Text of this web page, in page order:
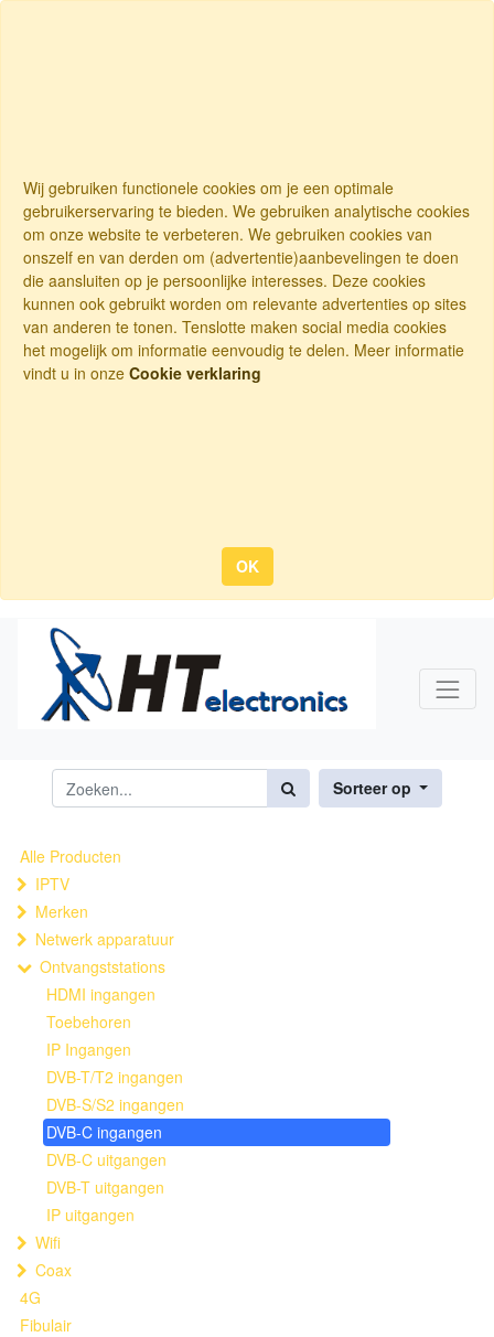
Wij gebruiken functionele cookies om je een optimale
gebruikerservaring te bieden. We gebruiken analytische cookies
om onze website te verbeteren. We gebruiken cookies van
onszelf en van derden om (advertentie)aanbevelingen te doen
die aansluiten op je persoonlijke interesses. Deze cookies
kunnen ook gebruikt worden om relevante advertenties op sites
van anderen te tonen. Tenslotte maken social media cookies
het mogelijk om informatie eenvoudig te delen. Meer informatie
vindt u in onze Cookie verklaring
OK
Sorteer op
Alle Producten
IPTV
Merken
Netwerk apparatuur
Ontvangststations
HDMI ingangen
Toebehoren
IP Ingangen
DVB-T/T2 ingangen
DVB-S/S2 ingangen
DVB-C ingangen
DVB-C uitgangen
DVB-T uitgangen
IP uitgangen
Wifi
Coax
4G
Fibulair